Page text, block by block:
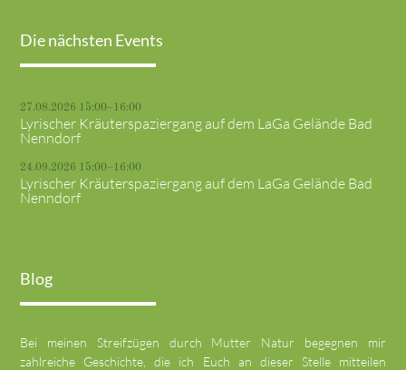
Die nächsten Events
27.08.2026 15:00–16:00
Lyrischer Kräuterspaziergang auf dem LaGa Gelände Bad
Nenndorf
24.09.2026 15:00–16:00
Lyrischer Kräuterspaziergang auf dem LaGa Gelände Bad
Nenndorf
Blog
Bei meinen Streifzügen durch Mutter Natur begegnen mir
zahlreiche Geschichte, die ich Euch an dieser Stelle mitteilen